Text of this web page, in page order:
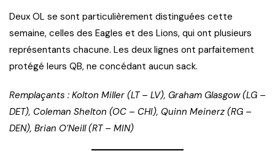
Deux OL se sont particulièrement distinguées cette
semaine, celles des Eagles et des Lions, qui ont plusieurs
représentants chacune. Les deux lignes ont parfaitement
protégé leurs QB, ne concédant aucun sack.
Remplaçants : Kolton Miller (LT – LV), Graham Glasgow (LG –
DET), Coleman Shelton (OC – CHI), Quinn Meinerz (RG –
DEN), Brian O’Neill (RT – MIN)